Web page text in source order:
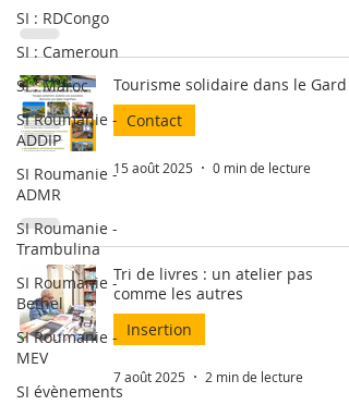
SI : RDCongo
SI : Cameroun
SI : Maroc
SI Roumanie -
ADDIP
SI Roumanie -
ADMR
SI Roumanie -
Trambulina
SI Roumanie -
Bethel
SI Roumanie -
MEV
SI évènements
Tourisme solidaire dans le Gard
Contact
15 août 2025 0 min de lecture
Tri de livres : un atelier pas
comme les autres
Insertion
7 août 2025 2 min de lecture